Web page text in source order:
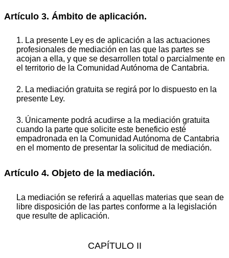
Artículo 3. Ámbito de aplicación.
1. La presente Ley es de aplicación a las actuaciones
profesionales de mediación en las que las partes se
acojan a ella, y que se desarrollen total o parcialmente en
el territorio de la Comunidad Autónoma de Cantabria.
2. La mediación gratuita se regirá por lo dispuesto en la
presente Ley.
3. Únicamente podrá acudirse a la mediación gratuita
cuando la parte que solicite este beneficio esté
empadronada en la Comunidad Autónoma de Cantabria
en el momento de presentar la solicitud de mediación.
Artículo 4. Objeto de la mediación.
La mediación se referirá a aquellas materias que sean de
libre disposición de las partes conforme a la legislación
que resulte de aplicación.
CAPÍTULO II